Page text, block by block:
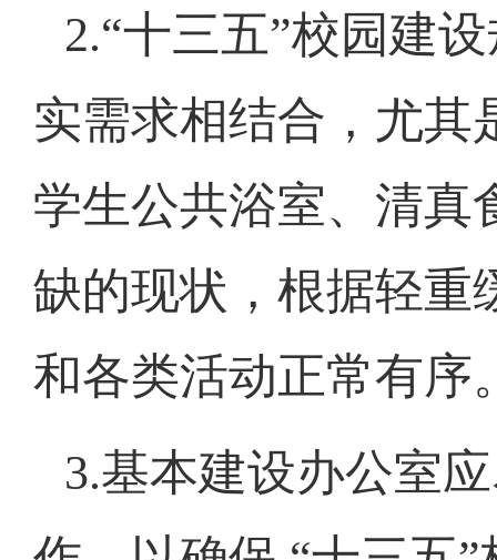
2.“十三五”校园建
实需求相结合，尤其
学生公共浴室、清真
缺的现状，根据轻重
和各类活动正常有序
3.基本建设办公室